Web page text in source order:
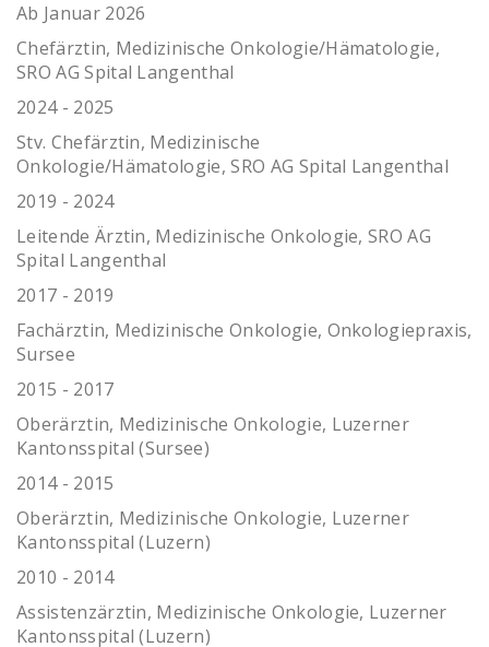
Ab Januar 2026
Chefärztin, Medizinische Onkologie/Hämatologie,
SRO AG Spital Langenthal
2024 - 2025
Stv. Chefärztin, Medizinische
Onkologie/Hämatologie, SRO AG Spital Langenthal
2019 - 2024
Leitende Ärztin, Medizinische Onkologie, SRO AG
Spital Langenthal
2017 - 2019
Fachärztin, Medizinische Onkologie, Onkologiepraxis,
Sursee
2015 - 2017
Oberärztin, Medizinische Onkologie, Luzerner
Kantonsspital (Sursee)
2014 - 2015
Oberärztin, Medizinische Onkologie, Luzerner
Kantonsspital (Luzern)
2010 - 2014
Assistenzärztin, Medizinische Onkologie, Luzerner
Kantonsspital (Luzern)